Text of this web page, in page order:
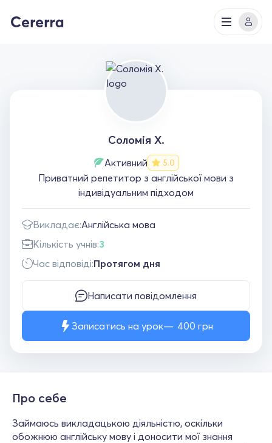
Соломія Х.
Активний 5.0
Приватний репетитор з англійської мови з
індивідуальним підходом
Викладає:Англійська мова
Кількість учнів:3
Час відповіді:Протягом дня
Написати повідомлення
Записатись на урок 400 грн
Про себе
Займаюсь викладацькою діяльністю, оскільки
обожнюю англійську мову і доносити мої знання